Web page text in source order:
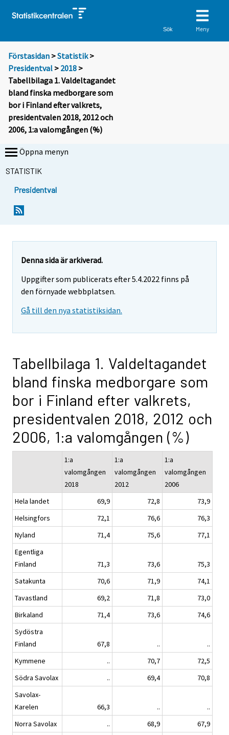
Sök Meny
Förstasidan >Statistik >
Presidentval > 2018 >
Tabellbilaga 1. Valdeltagandet
bland finska medborgare som
bor i Finland efter valkrets,
presidentvalen 2018, 2012 och
2006, 1:a valomgången (%)
Öppna menyn
STATISTIK
Presidentval
Denna sida är arkiverad.
Uppgifter som publicerats efter 5.4.2022 finns på
den förnyade webbplatsen.
Gå till den nya statistiksidan.
Tabellbilaga 1. Valdeltagandet
bland finska medborgare som
bor i Finland efter valkrets,
presidentvalen 2018, 2012 och
2006, 1:a valomgången (%)
1:a
valomgången
2018
1:a
valomgången
2012
1:a
valomgången
2006
Hela landet
69,9 72,8
73,9
Helsingfors
72,1 76,6
76,3
Nyland
71,4 75,6
77,1
Egentliga
Finland
71,3 73,6
75,3
Satakunta
70,6 71,9
74,1
Tavastland
69,2 71,8
73,0
Birkaland
71,4 73,6
74,6
Sydöstra
Finland
67,8 ..
..
Kymmene
.. 70,7
72,5
Södra Savolax
.. 69,4
70,8
Savolax-
Karelen
66,3 ..
..
Norra Savolax
.. 68,9
67,9